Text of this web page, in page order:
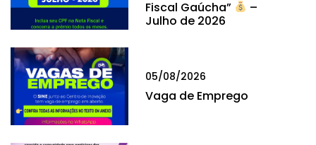
Fiscal Gaúcha”
–
Julho de 2026
05/08/2026
Vaga de Emprego